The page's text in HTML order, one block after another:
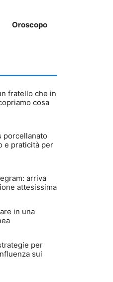
Oroscopo
fratello che in
cosa
porcellanato
e praticità per
arriva
attesissima
in una
per
sui